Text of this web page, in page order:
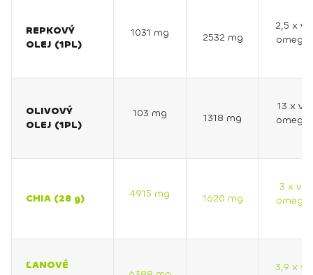
REPKOVÝ
OLEJ (1PL)
1031 mg 2532 mg
2,5 x
omega
OLIVOVÝ
OLEJ (1PL)
103 mg 1318 mg
13 x
omega
CHIA (28 g) 4915 mg 1620 mg
3 x
omega
ĽANOVÉ
3,9 x